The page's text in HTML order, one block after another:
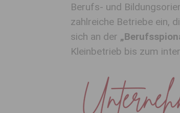
Berufs- und
zahlreiche Betriebe ein,
sich an der
Kleinbetrieb bis zum